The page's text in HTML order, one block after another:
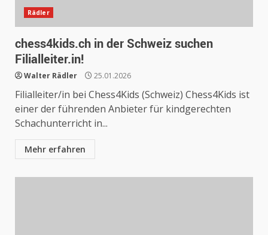
Rädler
chess4kids.ch in der Schweiz suchen
Filialleiter.in!
Walter Rädler 25.01.2026
Filialleiter/in bei Chess4Kids (Schweiz) Chess4Kids ist
einer der führenden Anbieter für kindgerechten
Schachunterricht in...
Mehr erfahren